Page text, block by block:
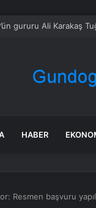
gururu Ali Karakaş
HABER
Resmen başvuru